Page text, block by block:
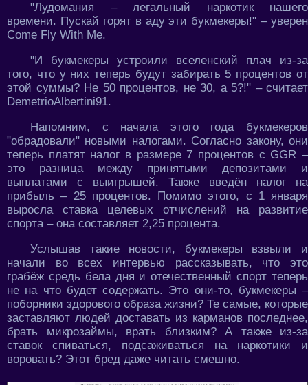
"Лудомания – легальный наркотик нашего
времени. Пускай горят в аду эти букмекеры!" – уверен
Come Fly With Me.
"И букмекеры устроили вселенский плач из-за
того, что у них теперь будут забирать 5 процентов от
этой суммы? Не 50 процентов, не 30, а 5?!" – считает
DemetrioAlbertini91.
Напомним, с начала этого года букмекеров
"обрадовали" новыми налогами. Согласно закону, они
теперь платят налог в размере 7 процентов с GGR –
это разница между принятыми депозитами и
выплатами с выигрышей. Также введён налог на
прибыль – 25 процентов. Помимо этого, с 1 января
выросла ставка целевых отчислений на развитие
спорта – она составляет 2,25 процента.
Услышав такие новости, букмекеры взвыли и
начали во всех интервью рассказывать, что это
грабёж средь бела дня и отечественный спорт теперь
не на что будет содержать. Это они-то, букмекеры –
поборники здорового образа жизни? Те самые, которые
заставляют людей доставать из карманов последнее,
брать микрозаймы, врать близким? А также из-за
ставок спиваться, подсаживаться на наркотики и
воровать? Этот бред даже читать смешно.